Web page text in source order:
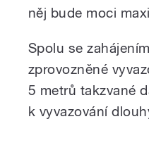
něj bude moci
Spolu se
zprovozněné
5 metrů takzvané
k vyvazování